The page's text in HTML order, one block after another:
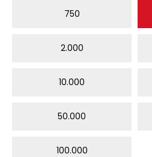
750
2.000
10.000
50.000
100.000